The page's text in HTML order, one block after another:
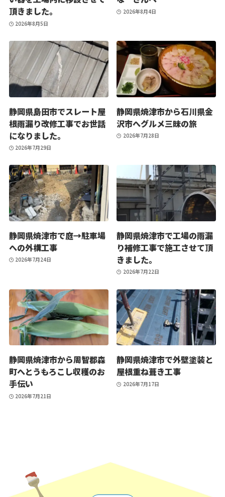
頂きました。
2026年8月5日
2026年8月4日
静岡県島田市でスレート屋
根雨漏り改修工事でお世話
になりました。
2026年7月29日
静岡県焼津市から石川県金
沢市へグルメ三昧の旅
2026年7月28日
静岡県焼津市で庭→駐車場
への外構工事
2026年7月24日
静岡県焼津市で工場の雨漏
り補修工事で施工させて頂
きました。
2026年7月22日
静岡県焼津市から周智郡森
町へとうもろこし収穫のお
手伝い
2026年7月21日
静岡県焼津市で外壁塗装と
屋根重ね葺き工事
2026年7月17日